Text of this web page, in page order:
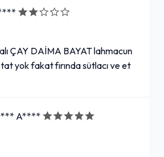
ÇAY DAİMA BAYAT lahmacun
yok fakat fırında sütlacı ve et
A****